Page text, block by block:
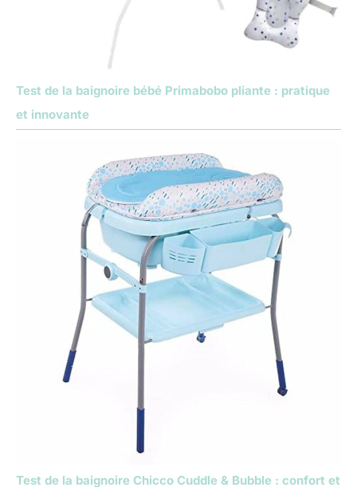
Test de la baignoire bébé Primabobo pliante : pratique
et innovante
Test de la baignoire Chicco Cuddle & Bubble : confort et